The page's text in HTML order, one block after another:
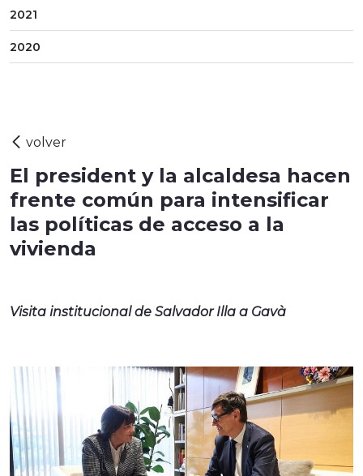
2021
2020
El president y la alcaldesa hacen
frente común para intensificar
las políticas de acceso a la
vivienda
Visita institucional de Salvador Illa a Gavà